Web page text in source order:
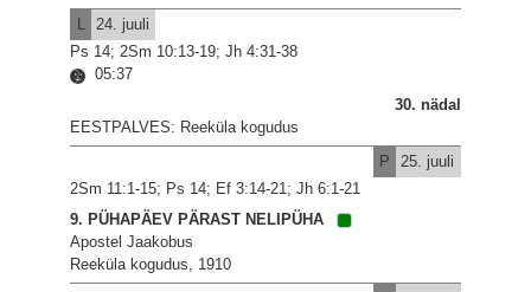
L
24. juuli
Ps 14; 2Sm 10:13-19; Jh 4:31-38
05:37
30. nädal
EESTPALVES: Reeküla kogudus
P
25. juuli
2Sm 11:1-15; Ps 14; Ef 3:14-21; Jh 6:1-21
9. PÜHAPÄEV PÄRAST NELIPÜHA
Apostel Jaakobus
Reeküla kogudus, 1910